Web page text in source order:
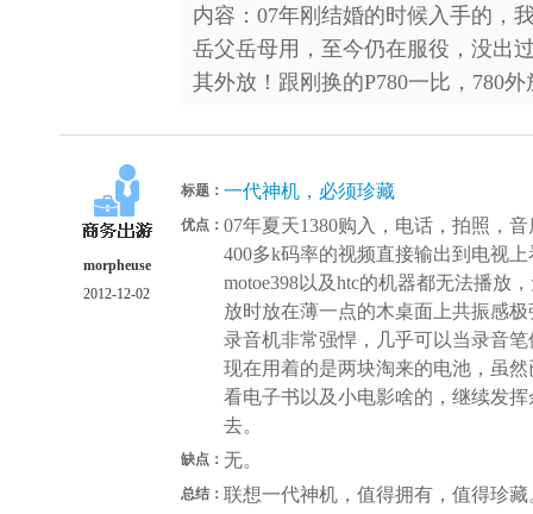
内容：07年刚结婚的时候入手的，
岳父岳母用，至今仍在服役，没出
其外放！跟刚换的P780一比，780
morpheuse
2012-12-02
标题： 一代神机，必须珍藏
优点： 07年夏天1380购入，电话，拍照，
400多k码率的视频直接输出到电视
motoe398以及htc的机器都无法播放
放时放在薄一点的木桌面上共振感
录音机非常强悍，几乎可以当录音
现在用着的是两块淘来的电池，虽
看电子书以及小电影啥的，继续发
去。
缺点： 无。
总结： 联想一代神机，值得拥有，值得珍藏